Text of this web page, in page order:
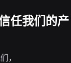
任我们的产
，